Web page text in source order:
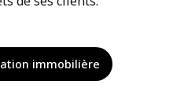
immobilière